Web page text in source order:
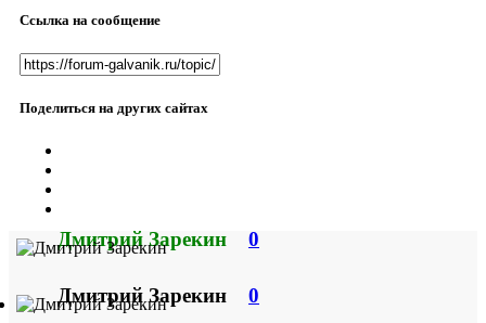
Ссылка на сообщение
Поделиться на других сайтах
Дмитрий Зарекин 0
Дмитрий Зарекин 0